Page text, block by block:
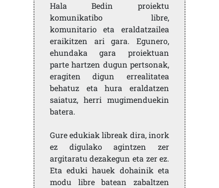
Hala Bedin proiektu
komunikatibo libre,
komunitario eta eraldatzailea
eraikitzen ari gara. Egunero,
ehundaka gara proiektuan
parte hartzen dugun pertsonak,
eragiten digun errealitatea
behatuz eta hura eraldatzen
saiatuz, herri mugimenduekin
batera.
Gure edukiak libreak dira, inork
ez digulako agintzen zer
argitaratu dezakegun eta zer ez.
Eta eduki hauek dohainik eta
modu libre batean zabaltzen